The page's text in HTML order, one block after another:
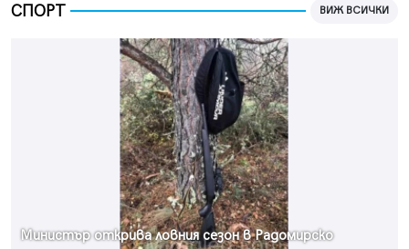
СПОРТ ВИЖ ВСИЧКИ
Министър открива ловния сезон в Радомирско